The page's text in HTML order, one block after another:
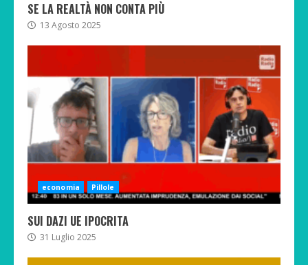
SE LA REALTÀ NON CONTA PIÙ
13 Agosto 2025
economia Pillole
SUI DAZI UE IPOCRITA
31 Luglio 2025